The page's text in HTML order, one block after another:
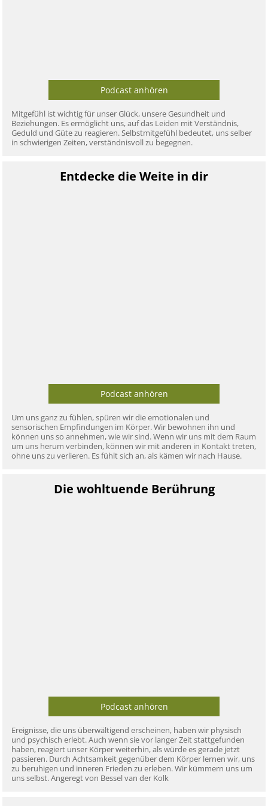
Podcast anhören
Mitgefühl ist wichtig für unser Glück, unsere Gesundheit und
Beziehungen. Es ermöglicht uns, auf das Leiden mit Verständnis,
Geduld und Güte zu reagieren. Selbstmitgefühl bedeutet, uns selber
in schwierigen Zeiten, verständnisvoll zu begegnen.
Entdecke die Weite in dir
Podcast anhören
Um uns ganz zu fühlen, spüren wir die emotionalen und
sensorischen Empfindungen im Körper. Wir bewohnen ihn und
können uns so annehmen, wie wir sind. Wenn wir uns mit dem Raum
um uns herum verbinden, können wir mit anderen in Kontakt treten,
ohne uns zu verlieren. Es fühlt sich an, als kämen wir nach Hause.
Die wohltuende Berührung
Podcast anhören
Ereignisse, die uns überwältigend erscheinen, haben wir physisch
und psychisch erlebt. Auch wenn sie vor langer Zeit stattgefunden
haben, reagiert unser Körper weiterhin, als würde es gerade jetzt
passieren. Durch Achtsamkeit gegenüber dem Körper lernen wir, uns
zu beruhigen und inneren Frieden zu erleben. Wir kümmern uns um
uns selbst. Angeregt von Bessel van der Kolk